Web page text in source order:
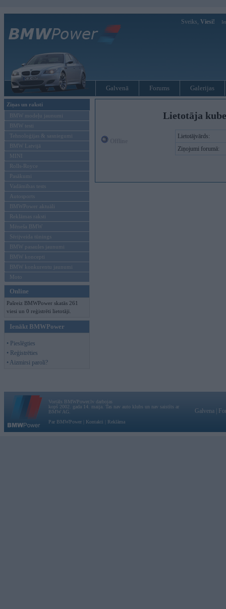
Sveiks, Viesi!
Galvenā Forums Galerijas
Ziņas un raksti
BMW modeļu jaunumi
BMW testi
Tehnoloģijas & sasniegumi
BMW Latvijā
MINI
Rolls-Royce
Pasākumi
Vadāmības tests
Autosports
BMWPower aktuāli
Reklāmas raksti
Mēneša BMW
Sērijveida tūnings
BMW pasaules jaunumi
BMW koncepti
BMW konkurentu jaunumi
Moto
Online
Pašreiz BMWPower skatās 261
viesi un 0 reģistrēti lietotāji.
Ienākt BMWPower
• Pieslēgties
• Reģistrēties
• Aizmirsi paroli?
Lietotāja
Lietotājvārds:
Ziņojumi forumā:
Vortāls BMWPower.lv darbojas
kopš 2002. gada 14. maija. Tas nav auto klubs un nav saistīts ar
BMW AG.
Par BMWPower
Kontakti Reklāma
Galvena